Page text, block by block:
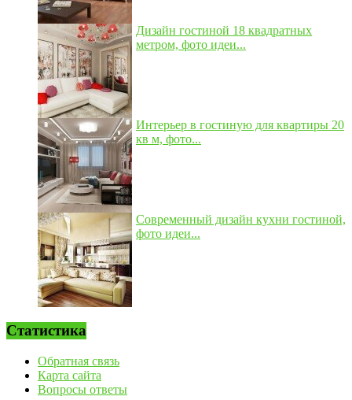
Дизайн гостиной 18 квадратных
метром, фото идеи...
Интерьер в гостиную для квартиры 20
кв м, фото...
Современный дизайн кухни гостиной,
фото идеи...
Статистика
Обратная связь
Карта сайта
Вопросы ответы